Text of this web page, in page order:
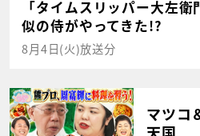
「タイムスリッパー大左
似の侍がやってきた!?
8月4日(火)放送分
マツコ
天国